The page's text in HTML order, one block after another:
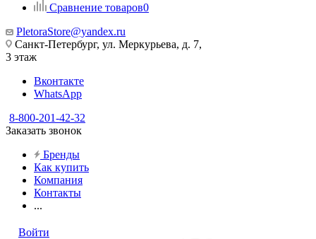
Сравнение товаров0
PletoraStore@yandex.ru
Санкт-Петербург, ул. Меркурьева, д. 7,
3 этаж
Вконтакте
WhatsApp
8-800-201-42-32
Заказать звонок
Бренды
Как купить
Компания
Контакты
...
Войти